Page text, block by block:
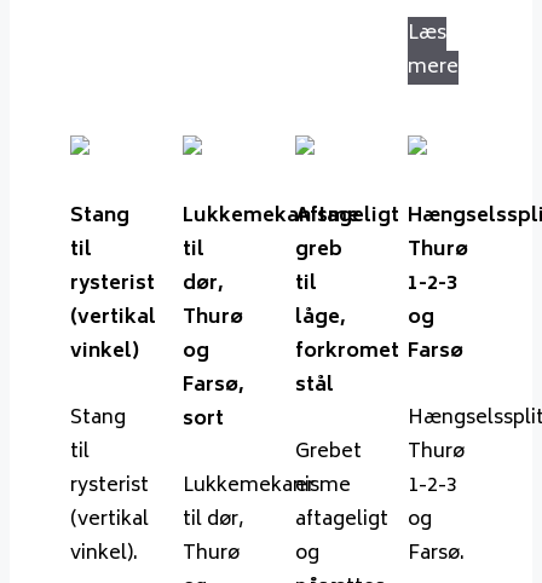
Læs
mere
Stang
til
rysterist
(vertikal
vinkel)
Stang
til
rysterist
(vertikal
vinkel).
Lukkemekanisme
til
dør,
Thurø
og
Farsø,
sort
Lukkemekanisme
til dør,
Thurø
Aftageligt
greb
til
låge,
forkromet
stål
Grebet
er
aftageligt
og
Thurø
1-2-3
og
Farsø
Thurø
1-2-3
og
Farsø.